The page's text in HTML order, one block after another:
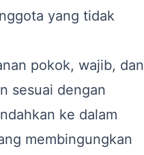
yang tidak
pokok, wajib, dan
sesuai dengan
ke dalam
membingungkan